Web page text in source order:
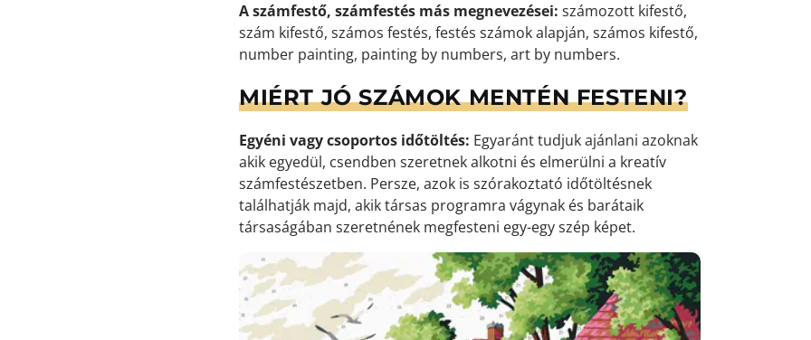
A számfestő, számfestés más megnevezései: számozott kifestő,
szám kifestő, számos festés, festés számok alapján, számos kifestő,
number painting, painting by numbers, art by numbers.
MIÉRT JÓ SZÁMOK MENTÉN FESTENI?
Egyéni vagy csoportos időtöltés: Egyaránt tudjuk ajánlani azoknak
akik egyedül, csendben szeretnek alkotni és elmerülni a kreatív
számfestészetben. Persze, azok is szórakoztató időtöltésnek
találhatják majd, akik társas programra vágynak és barátaik
társaságában szeretnének megfesteni egy-egy szép képet.